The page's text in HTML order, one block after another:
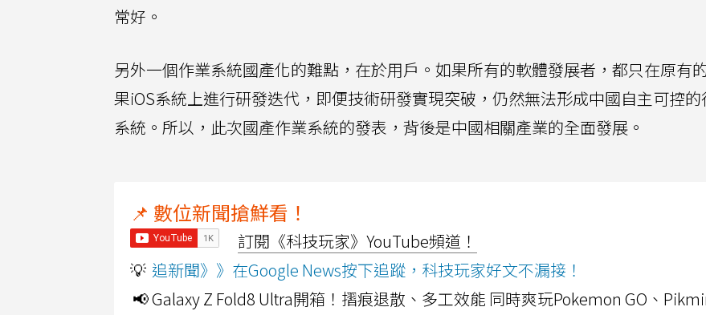
常好。
另外一個作業系統國產化的難點，在於用戶。如果所有的軟體發展者，都只在原有
果iOS系統上進行研發迭代，即便技術研發實現突破，仍然無法形成中國自主可控
系統。所以，此次國產作業系統的發表，背後是中國相關產業的全面發展。
📌 數位新聞搶鮮看！
訂閱《科技玩家》YouTube頻道！
💡 追新聞》》在Google News按下追蹤，科技玩家好文不漏接！
📢 Galaxy Z Fold8 Ultra開箱！摺痕退散、多工效能 同時爽玩Pokemon GO、